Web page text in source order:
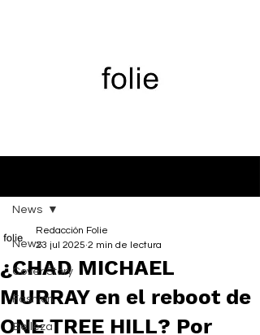
News
Cover Story
Fashion
Belleza
News
¿CHAD MICHAEL
MURRAY en el reboot de
ONE TREE HILL? Por
Redacción Folie
23 jul 2025 2 min de lectura